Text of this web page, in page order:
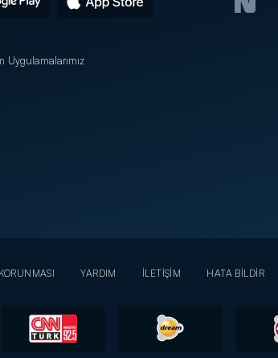
Uygulamalarımız
YARDIM İLETİŞİM HATA BİLDİR